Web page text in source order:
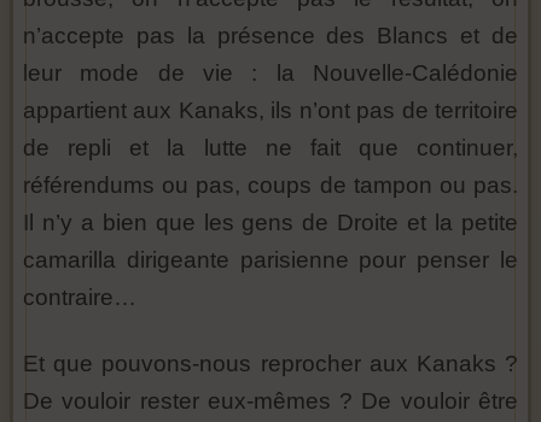
n’accepte pas la présence des Blancs et de
leur mode de vie : la Nouvelle-Calédonie
appartient aux Kanaks, ils n’ont pas de territoire
de repli et la lutte ne fait que continuer,
référendums ou pas, coups de tampon ou pas.
Il n’y a bien que les gens de Droite et la petite
camarilla dirigeante parisienne pour penser le
contraire…
Et que pouvons-nous reprocher aux Kanaks ?
De vouloir rester eux-mêmes ? De vouloir être